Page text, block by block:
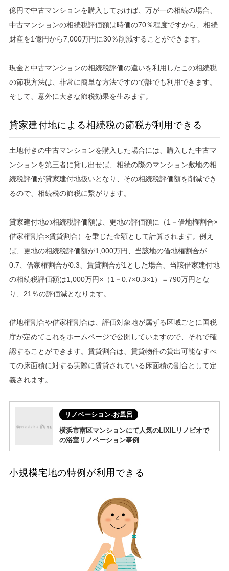
億円で中古マンションを購入しておけば、万が一の相続の場合、
中古マンションの相続税評価額は時価の70％程度ですから、相続
財産を1億円から7,000万円に30％削減することができます。
現金と中古マンションの相続税評価の違いを利用したこの相続税
の節税方法は、非常に簡単な方法ですので誰でも利用できます。
そして、意外に大きな節税効果を生みます。
貸家建付地による相続税の節税が利用できる
土地付きの中古マンションを購入した場合には、購入した中古マ
ンションを第三者に貸し出せば、相続の際のマンション敷地の相
続税評価が貸家建付地扱いとなり、その相続税評価額を削減でき
るので、相続税の節税に繋がります。
貸家建付地の相続税評価額は、更地の評価額に（1－借地権割合×
借家権割合×賃貸割合）を乗じた金額として計算されます。例え
ば、更地の相続税評価額が1,000万円、当該地の借地権割合が
0.7、借家権割合が0.3、賃貸割合が1とした場合、当該借家建付地
の相続税評価額は1,000万円×（1－0.7×0.3×1）＝790万円とな
り、21％の評価減となります。
借地権割合や借家権割合は、評価対象地が属ずる区域ごとに国税
庁が定めてこれをホームページで公開していますので、それで確
認することができます。賃貸割合は、賃貸物件の貸出可能なすべ
ての床面積に対する実際に賃貸されている床面積の割合として定
義されます。
リノベーション-お風呂
横浜市南区マンションにて人気のLIXILリノビオで
の浴室リノベーション事例
小規模宅地の特例が利用できる